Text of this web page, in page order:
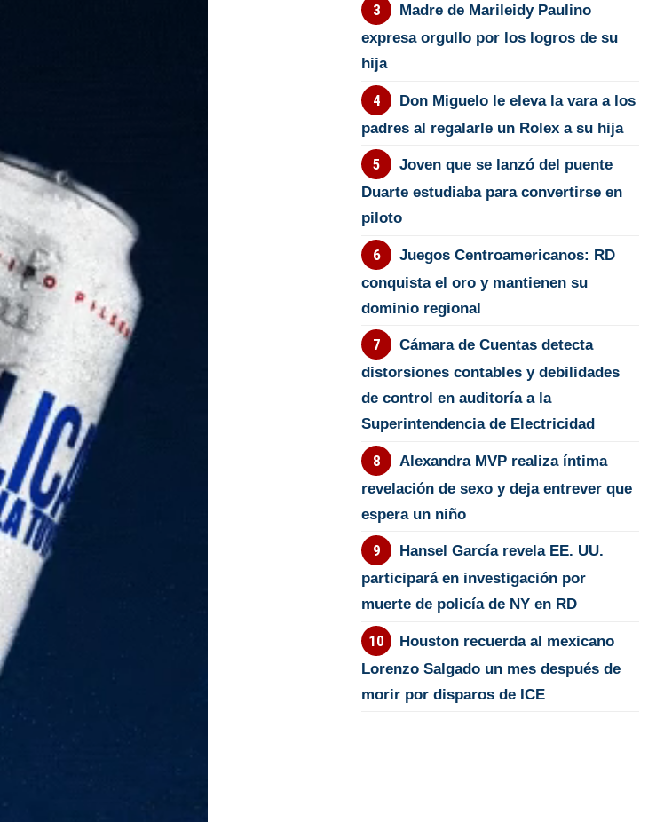
Madre de Marileidy Paulino
expresa orgullo por los logros de su
hija
Don Miguelo le eleva la vara a los
padres al regalarle un Rolex a su hija
Joven que se lanzó del puente
Duarte estudiaba para convertirse en
piloto
Juegos Centroamericanos: RD
conquista el oro y mantienen su
dominio regional
Cámara de Cuentas detecta
distorsiones contables y debilidades
de control en auditoría a la
Superintendencia de Electricidad
Alexandra MVP realiza íntima
revelación de sexo y deja entrever que
espera un niño
Hansel García revela EE. UU.
participará en investigación por
muerte de policía de NY en RD
Houston recuerda al mexicano
Lorenzo Salgado un mes después de
morir por disparos de ICE